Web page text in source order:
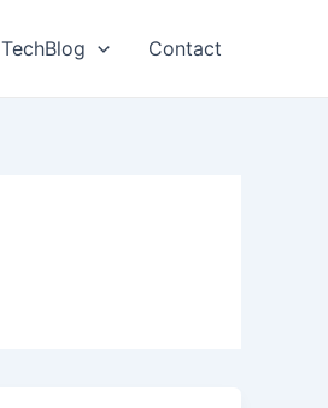
TechBlog Contact